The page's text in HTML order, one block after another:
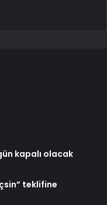
kapalı olacak
teklifine